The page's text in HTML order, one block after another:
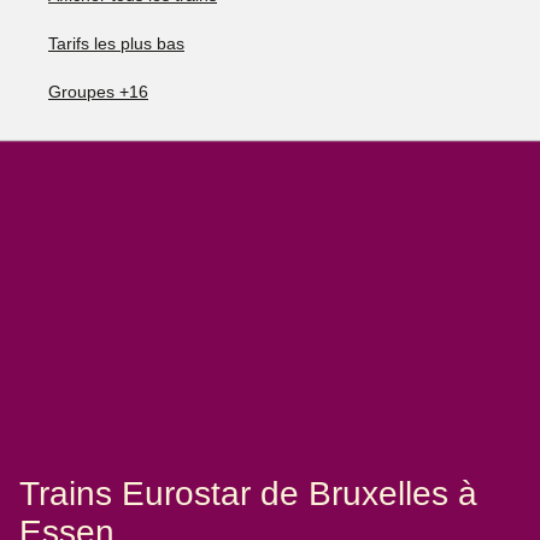
Tarifs les plus bas
Groupes +16
Trains Eurostar de Bruxelles à
Essen